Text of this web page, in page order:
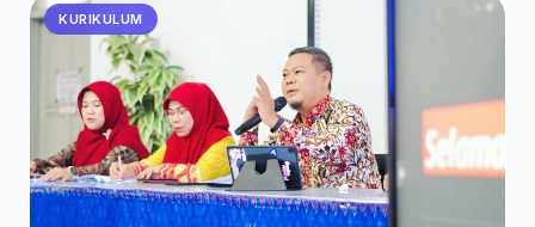
KURIKULUM